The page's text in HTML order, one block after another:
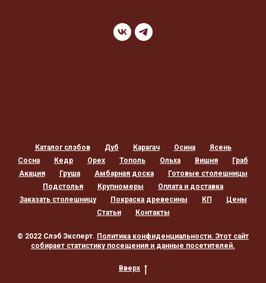
Каталог слэбов Дуб Карагач Осина
Ясень
Сосна
Кедр Орех Тополь Ольха Вишня
Граб
Акация
Груша Амбарная доска
Готовые столешницы
Подстолья
Крупномеры
Оплата и доставка
Заказать столешницу
Покраска древесины КП
Цены
Статьи
Контакты
© 2022 Слэб Эксперт. Политика конфиденциальности. Этот сайт
собирает статистику посещения и данные посетителей.
Вверх